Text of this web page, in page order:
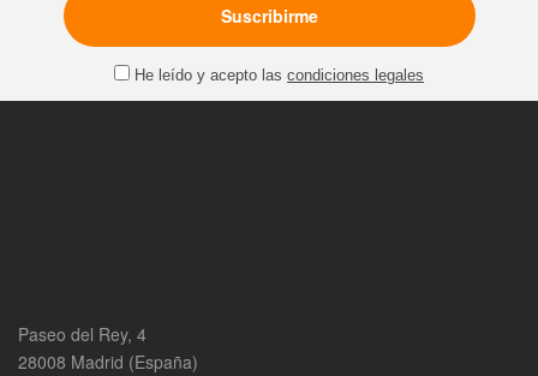
He leído y acepto las condiciones legales
Paseo del Rey, 4
28008 Madrid (España)